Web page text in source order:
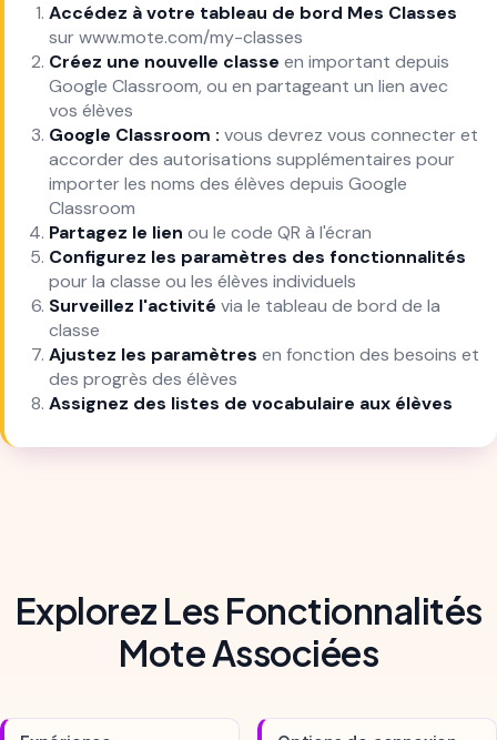
Accédez à votre tableau de bord Mes Classes
sur www.mote.com/my-classes
Créez une nouvelle classe en important depuis
Google Classroom, ou en partageant un lien avec
vos élèves
Google Classroom : vous devrez vous connecter et
accorder des autorisations supplémentaires pour
importer les noms des élèves depuis Google
Classroom
Partagez le lien ou le code QR à l'écran
Configurez les paramètres des fonctionnalités
pour la classe ou les élèves individuels
Surveillez l'activité via le tableau de bord de la
classe
Ajustez les paramètres en fonction des besoins et
des progrès des élèves
Assignez des listes de vocabulaire aux élèves
Explorez Les Fonctionnalités
Mote Associées